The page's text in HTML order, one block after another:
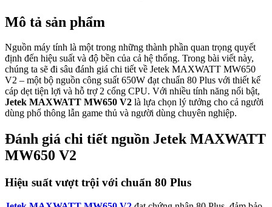
Mô tả sản phẩm
Nguồn máy tính là một trong những thành phần quan trọng quyết
định đến hiệu suất và độ bền của cả hệ thống. Trong bài viết này,
chúng ta sẽ đi sâu đánh giá chi tiết về Jetek MAXWATT MW650
V2 – một bộ nguồn công suất 650W đạt chuẩn 80 Plus với thiết kế
cáp dẹt tiện lợi và hỗ trợ 2 cổng CPU. Với nhiều tính năng nổi bật,
Jetek MAXWATT MW650 V2 là lựa chọn lý tưởng cho cả người
dùng phổ thông lẫn game thủ và người dùng chuyên nghiệp.
Đánh giá chi tiết nguồn Jetek MAXWATT
MW650 V2
Hiệu suất vượt trội với chuẩn 80 Plus